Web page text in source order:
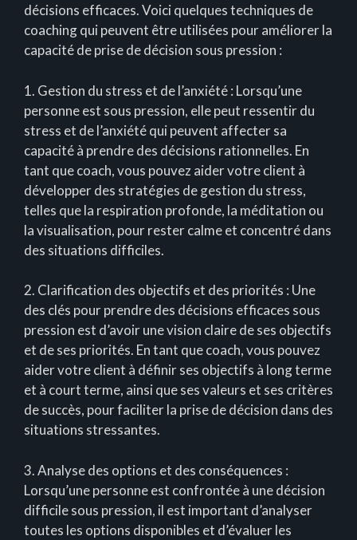
décisions efficaces. Voici quelques techniques de
coaching qui peuvent être utilisées pour améliorer la
capacité de prise de décision sous pression :
1. Gestion du stress et de l’anxiété : Lorsqu’une
personne est sous pression, elle peut ressentir du
stress et de l’anxiété qui peuvent affecter sa
capacité à prendre des décisions rationnelles. En
tant que coach, vous pouvez aider votre client à
développer des stratégies de gestion du stress,
telles que la respiration profonde, la méditation ou
la visualisation, pour rester calme et concentré dans
des situations difficiles.
2. Clarification des objectifs et des priorités : Une
des clés pour prendre des décisions efficaces sous
pression est d’avoir une vision claire de ses objectifs
et de ses priorités. En tant que coach, vous pouvez
aider votre client à définir ses objectifs à long terme
et à court terme, ainsi que ses valeurs et ses critères
de succès, pour faciliter la prise de décision dans des
situations stressantes.
3. Analyse des options et des conséquences :
Lorsqu’une personne est confrontée à une décision
difficile sous pression, il est important d’analyser
toutes les options disponibles et d’évaluer les